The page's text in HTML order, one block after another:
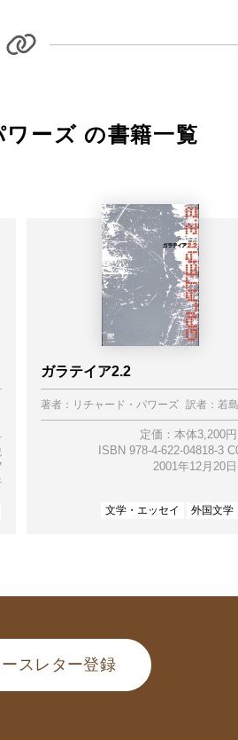
ワーズ の書籍一覧
ガラテイア2.2
著者： リチャード・パワーズ 訳者： 若
定価：本体3,200
ISBN 978-4-622-04818-3
2001年12月20
文学・エッセイ 外国文学
スレター登録